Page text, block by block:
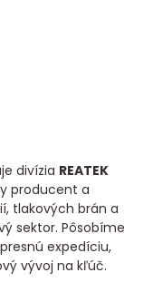
divízia REATEK
producent a
tlakových brán a
sektor. Pôsobíme
expedíciu,
vývoj na kľúč.